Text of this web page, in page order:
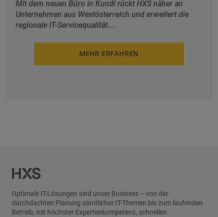
Mit dem neuen Büro in Kundl rückt HXS näher an
Unternehmen aus Westösterreich und erweitert die
regionale IT-Servicequalität....
MEHR ERFAHREN
Optimale IT-Lösungen sind unser Business – von der
durchdachten Planung sämtlicher IT-Themen bis zum laufenden
Betrieb, mit höchster Expertenkompetenz, schnellen